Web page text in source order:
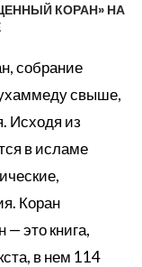
КОРАН» НА
собрание
свыше,
Исходя из
в исламе
Коран
— это книга,
в нем 114